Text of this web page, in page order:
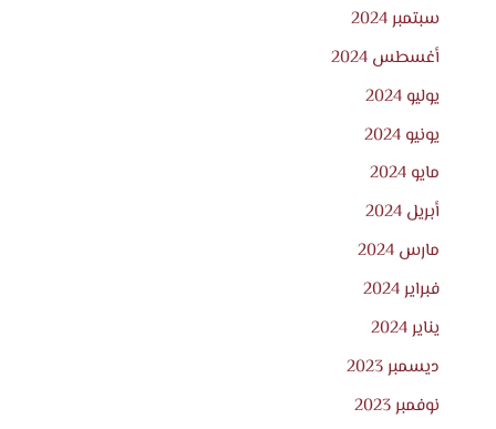
سبتمبر 2024
أغسطس 2024
يوليو 2024
يونيو 2024
مايو 2024
أبريل 2024
مارس 2024
فبراير 2024
يناير 2024
ديسمبر 2023
نوفمبر 2023